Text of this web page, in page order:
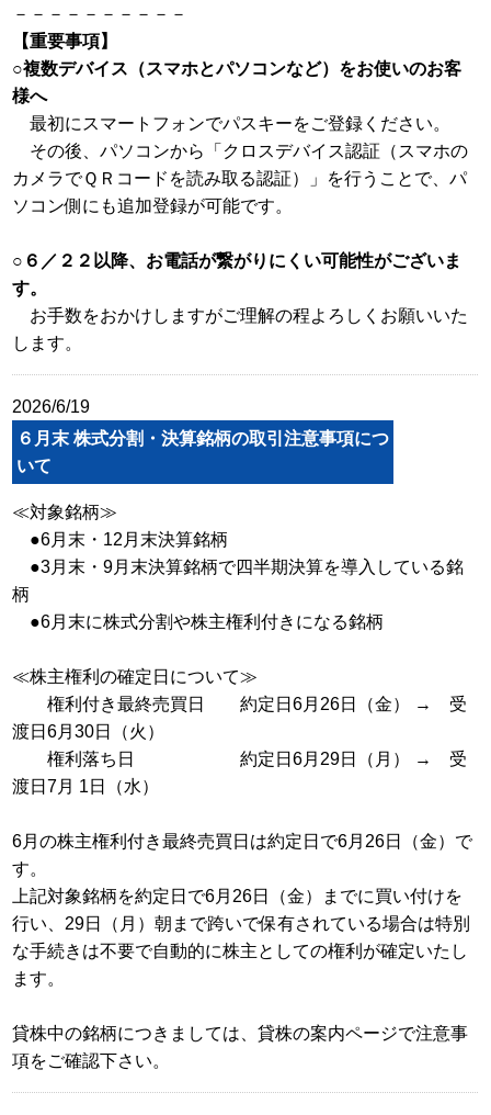
－－－－－－－－－－
【重要事項】
○複数デバイス（スマホとパソコンなど）をお使いのお客
様へ
最初にスマートフォンでパスキーをご登録ください。
その後、パソコンから「クロスデバイス認証（スマホの
カメラでＱＲコードを読み取る認証）」を行うことで、パ
ソコン側にも追加登録が可能です。
○６／２２以降、お電話が繋がりにくい可能性がございま
す。
お手数をおかけしますがご理解の程よろしくお願いいた
します。
2026/6/19
６月末 株式分割・決算銘柄の取引注意事項につ
いて
≪対象銘柄≫
●6月末・12月末決算銘柄
●3月末・9月末決算銘柄で四半期決算を導入している銘
柄
●6月末に株式分割や株主権利付きになる銘柄
≪株主権利の確定日について≫
権利付き最終売買日 約定日6月26日（金） → 受
渡日6月30日（火）
権利落ち日 約定日6月29日（月） → 受
渡日7月 1日（水）
6月の株主権利付き最終売買日は約定日で6月26日（金）で
す。
上記対象銘柄を約定日で6月26日（金）までに買い付けを
行い、29日（月）朝まで跨いで保有されている場合は特別
な手続きは不要で自動的に株主としての権利が確定いたし
ます。
貸株中の銘柄につきましては、貸株の案内ページで注意事
項をご確認下さい。